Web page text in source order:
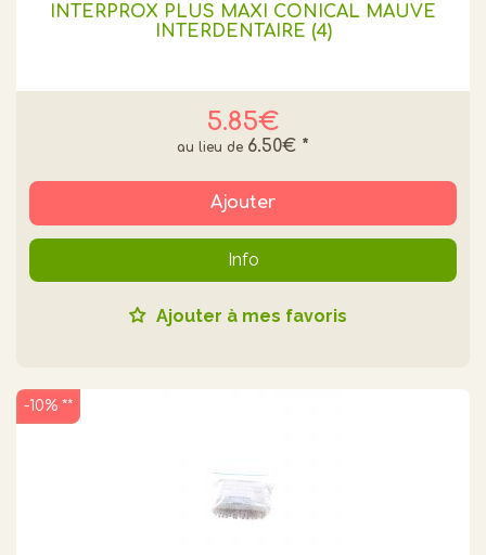
INTERPROX PLUS MAXI CONICAL MAUVE
INTERDENTAIRE (4)
5.85€
6.50€ *
Ajouter
Info
Ajouter à mes favoris
-10% **